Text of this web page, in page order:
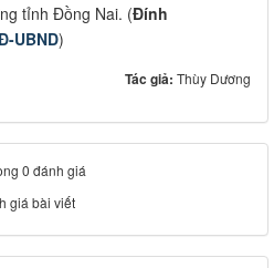
tỉnh Đồng Nai. (Đính
UBND)
Tác giả: Thùy Dương
0 đánh giá
giá bài viết